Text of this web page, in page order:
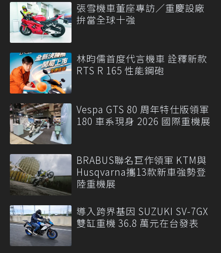
張雪機車董座專訪／重慶設廠
拚當全球十強
林昀儒首度代言機車 詮釋新款
RTS R 165 性能鋼砲
Vespa GTS 80 周年特仕版領軍
180 車系現身 2026 國際重機展
BRABUS聯名巨作領軍 KTM與
Husqvarna攜13款新車強勢登
陸重機展
導入跨界基因 SUZUKI SV-7GX
雙缸重機 36.8 萬元在台發表